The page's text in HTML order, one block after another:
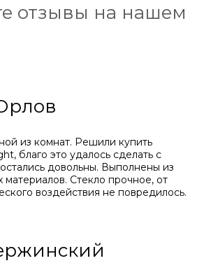
отзывы на нашем
из комнат. Решили купить
благо это удалось сделать с
довольны. Выполнены из
материалов. Стекло прочное, от
воздействия не повредилось.